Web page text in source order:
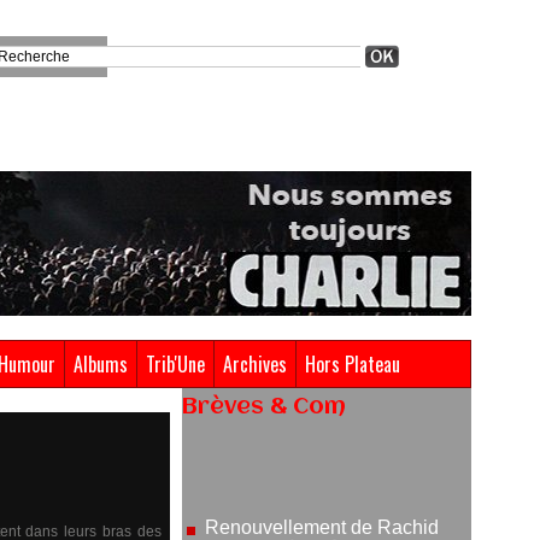
Humour Albums Trib'Une Archives Hors Plateau
dans leurs bras des
Brèves & Com
05/08/2026